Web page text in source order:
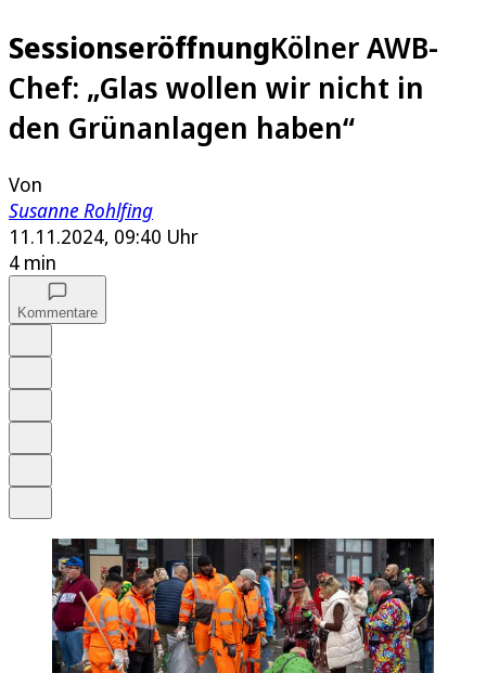
SessionseröffnungKölner AWB-
Chef: „Glas wollen wir nicht in
den Grünanlagen haben“
Von
Susanne Rohlfing
11.11.2024, 09:40 Uhr
4 min
Kommentare